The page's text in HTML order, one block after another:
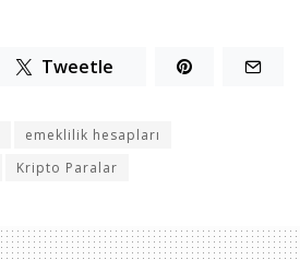
Tweetle
emeklilik hesapları
Kripto Paralar